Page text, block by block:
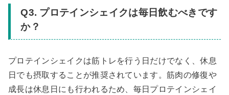
Q3. プロテインシェイクは毎日飲むべきです
か？
プロテインシェイクは筋トレを行う日だけでなく、休息
日でも摂取することが推奨されています。筋肉の修復や
成長は休息日にも行われるため、毎日プロテインシェイ